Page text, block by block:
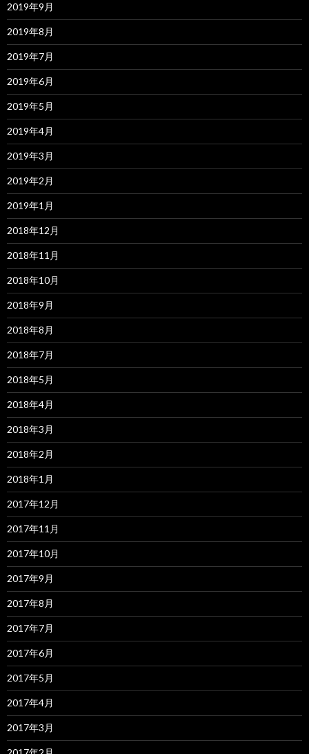
2019年9月
2019年8月
2019年7月
2019年6月
2019年5月
2019年4月
2019年3月
2019年2月
2019年1月
2018年12月
2018年11月
2018年10月
2018年9月
2018年8月
2018年7月
2018年5月
2018年4月
2018年3月
2018年2月
2018年1月
2017年12月
2017年11月
2017年10月
2017年9月
2017年8月
2017年7月
2017年6月
2017年5月
2017年4月
2017年3月